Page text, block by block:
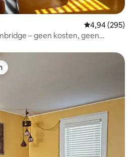
Gemiddelde
4,94 (295)
– geen kosten, geen